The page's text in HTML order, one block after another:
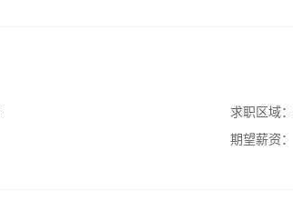
求职区域：
期望薪资：